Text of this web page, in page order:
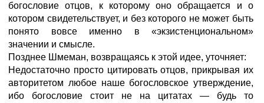
богословие отцов, к которому оно обращается и о
котором свидетельствует, и без которого не может быть
понято вовсе именно в «экзистенциональном»
значении и смысле.
Позднее Шмеман, возвращаясь к этой идее, уточняет:
Недостаточно просто цитировать отцов, прикрывая их
авторитетом любое наше богословское утверждение,
ибо богословие стоит не на цитатах — будь то